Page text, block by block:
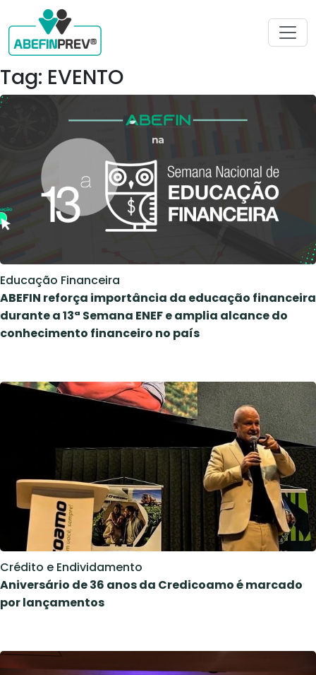
Tag: EVENTO
Educação Financeira
ABEFIN reforça importância da educação financeira
durante a 13ª Semana ENEF e amplia alcance do
conhecimento financeiro no país
Crédito e Endividamento
Aniversário de 36 anos da Credicoamo é marcado
por lançamentos